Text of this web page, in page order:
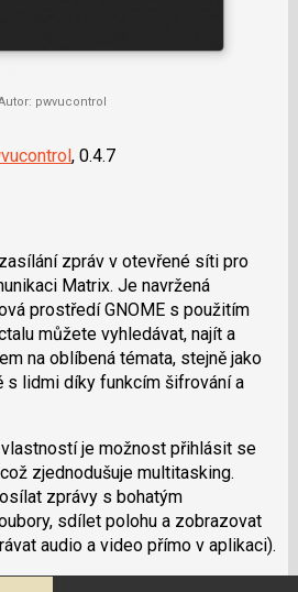
pwvucontrol
, 0.4.7
zpráv v otevřené síti pro
Matrix. Je navržená
prostředí GNOME s použitím
můžete vyhledávat, najít a
na oblíbená témata, stejně jako
s lidmi díky funkcím šifrování a
je možnost přihlásit se
zjednodušuje multitasking.
zprávy s bohatým
sdílet polohu a zobrazovat
audio a video přímo v aplikaci).